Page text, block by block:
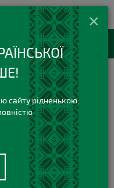
+38(073)420 420 3
Viber Telegram
RU
бонг Small Beaker
×
сайту рідненькою.